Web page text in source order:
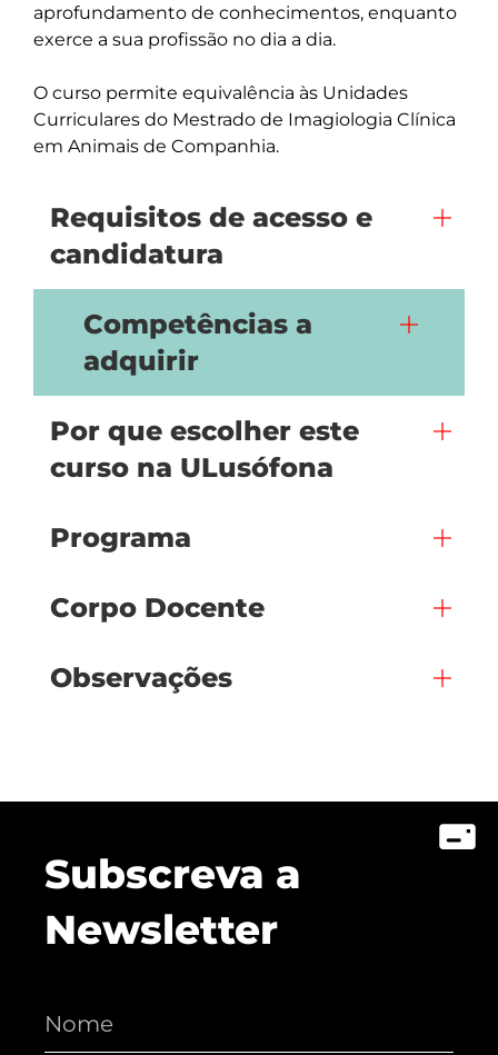
aprofundamento de conhecimentos, enquanto
exerce a sua profissão no dia a dia.
O curso permite equivalência às Unidades
Curriculares do Mestrado de Imagiologia Clínica
em Animais de Companhia.
Requisitos de acesso e
candidatura
Competências a
adquirir
Por que escolher este
curso na ULusófona
Programa
Corpo Docente
Observações
Subscreva a
Newsletter